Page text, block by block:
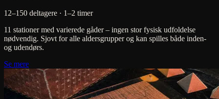
12–150 deltagere · 1–2 timer
11 stationer med varierede gåder – ingen stor fysisk udfoldelse
nødvendig. Sjovt for alle aldersgrupper og kan spilles både inden-
og udendørs.
Se mere